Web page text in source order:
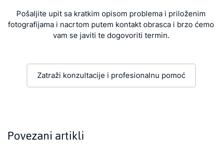
Pošaljite upit sa kratkim opisom problema i priloženim
fotografijama i nacrtom putem kontakt obrasca i brzo ćemo
vam se javiti te dogovoriti termin.
Zatraži konzultacije i profesionalnu pomoć
Povezani artikli